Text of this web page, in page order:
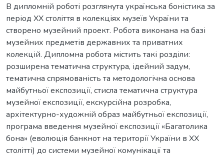
В дипломній роботі розглянута українська боністика за
період ХХ століття в колекціях музеїв України та
створено музейний проект. Робота виконана на базі
музейних предметів державних та приватних
колекцій. Дипломна робота містить такі розділи:
розширена тематична структура, ідейний задум,
тематична спрямованість та методологічна основа
майбутньої експозиції, стисла тематична структура
музейної експозиції, екскурсійна розробка,
архітектурно-художній образ майбутньої експозиції,
програма введення музейної експозиції «Багатолика
бона» (еволюція банкнот на території України в ХХ
столітті) до системи музейної комунікації та